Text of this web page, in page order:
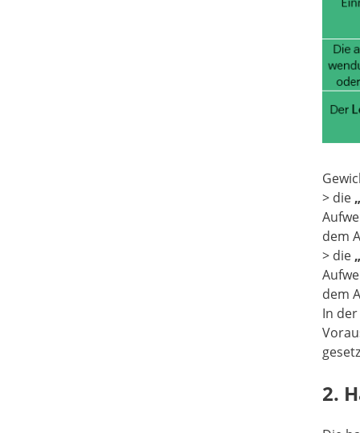
> die
dem
> die
dem
In
2.